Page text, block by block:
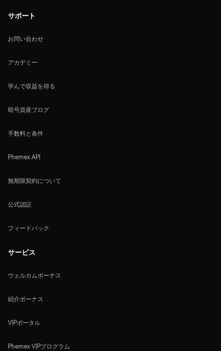
サポート
お問い合わせ
アカデミー
学んで収益を得る
暗号資産ブログ
手数料と条件
Phemex API
無期限契約について
公式認証
フィードバック
サービス
ウェルカムボーナス
紹介ボーナス
VIPポータル
Phemex VIPプログラム